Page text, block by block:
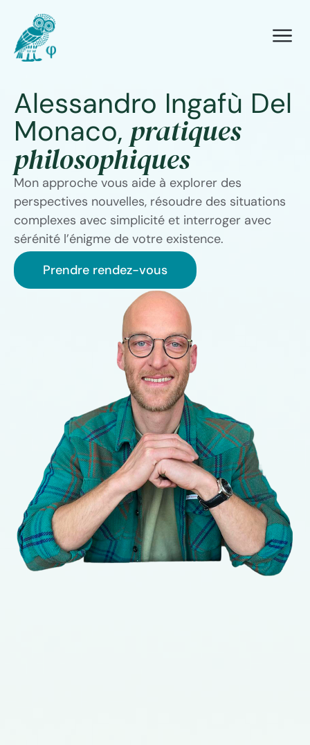
Alessandro Ingafù Del
Monaco, pratiques
philosophiques
Mon approche vous aide à explorer des
perspectives nouvelles, résoudre des situations
complexes avec simplicité et interroger avec
sérénité l’énigme de votre existence.
Prendre rendez-vous